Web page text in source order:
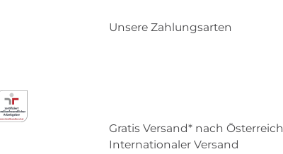
Unsere Zahlungsarten
Gratis Versand* nach Österreich
Internationaler Versand